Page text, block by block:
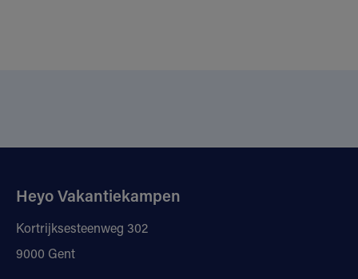
Heyo Vakantiekampen
Kortrijksesteenweg 302
9000 Gent